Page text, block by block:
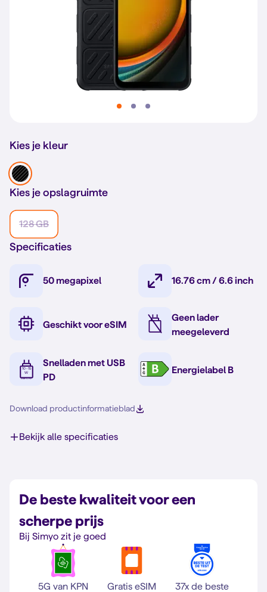
Kies je kleur
Kies je opslagruimte
128 GB
Specificaties
50 megapixel 16.76 cm / 6.6 inch
Geschikt voor eSIM
Geen lader
meegeleverd
Snelladen met USB
PD
Energielabel B
Download productinformatieblad
Bekijk alle specificaties
De beste kwaliteit voor een
scherpe prijs
Bij Simyo zit je goed
5G van KPN Gratis eSIM 37x de beste